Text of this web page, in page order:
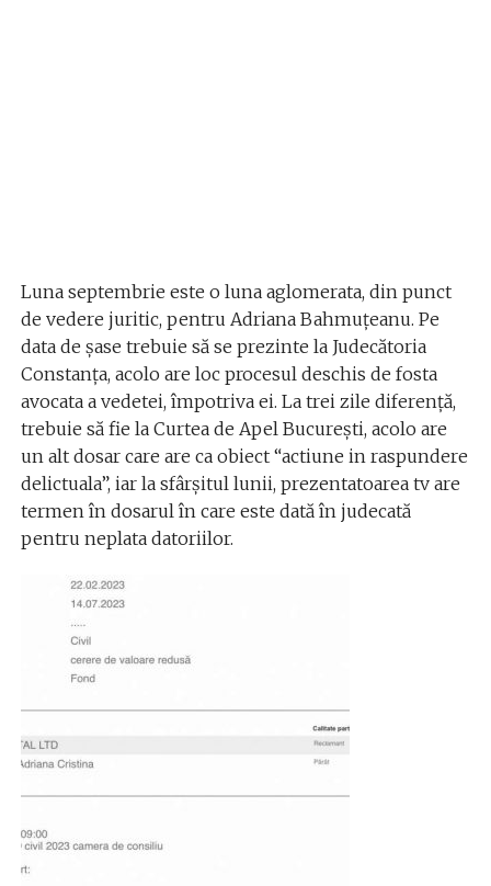
Luna septembrie este o luna aglomerata, din punct
de vedere juritic, pentru Adriana Bahmuțeanu. Pe
data de șase trebuie să se prezinte la Judecătoria
Constanța, acolo are loc procesul deschis de fosta
avocata a vedetei, împotriva ei. La trei zile diferență,
trebuie să fie la Curtea de Apel București, acolo are
un alt dosar care are ca obiect “actiune in raspundere
delictuala”, iar la sfârșitul lunii, prezentatoarea tv are
termen în dosarul în care este dată în judecată
pentru neplata datoriilor.